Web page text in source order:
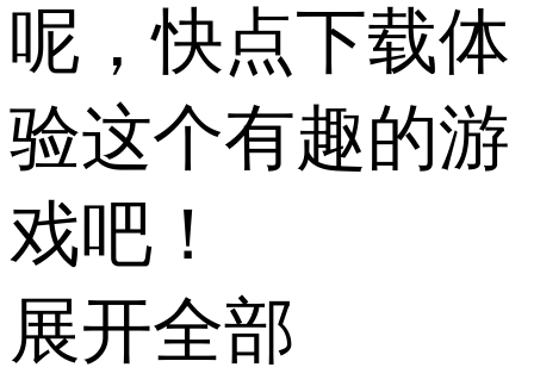
呢，快点下载体
验这个有趣的游
戏吧！
展开全部